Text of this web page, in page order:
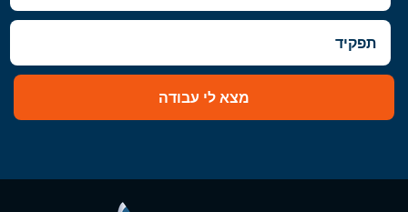
מצא לי עבודה